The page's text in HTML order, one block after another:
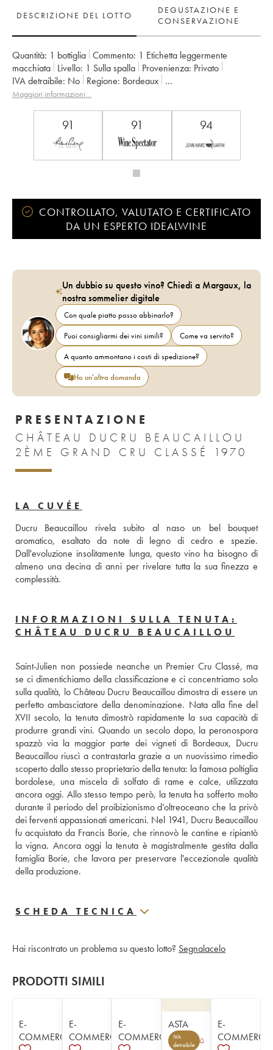
DESCRIZIONE DEL LOTTO
DEGUSTAZIONE E
CONSERVAZIONE
Quantità: 1 bottiglia Commento: 1 Etichetta leggermente
macchiata Livello: 1 Sulla spalla Provenienza:
privato
IVA detraibile:
no Regione:
Bordeaux
Denominazione: Saint-Julien
Famille Borie
Maggiori informazioni…
91 91 94
CONTROLLATO, VALUTATO E CERTIFICATO
DA UN ESPERTO IDEALWINE
Un dubbio su questo vino? Chiedi a Margaux, la
nostra sommelier digitale
Con quale piatto posso abbinarlo?
Puoi consigliarmi dei vini simili?
Come va servito?
A quanto ammontano i costi di spedizione?
Ho un'altra domanda
PRESENTAZIONE
CHÂTEAU DUCRU BEAUCAILLOU
2ÈME GRAND CRU CLASSÉ 1970
LA CUVÉE
Ducru Beaucaillou rivela subito al naso un bel bouquet
aromatico, esaltato da note di legno di cedro e spezie.
Dall'evoluzione insolitamente lunga, questo vino ha bisogno di
almeno una decina di anni per rivelare tutta la sua finezza e
complessità.
INFORMAZIONI SULLA TENUTA:
CHÂTEAU DUCRU BEAUCAILLOU
Saint-Julien non possiede neanche un Premier Cru Classé, ma
se ci dimentichiamo della classificazione e ci concentriamo solo
sulla qualità, lo Château Ducru Beaucaillou dimostra di essere un
perfetto ambasciatore della denominazione. Nata alla fine del
XVII secolo, la tenuta dimostrò rapidamente la sua capacità di
produrre grandi vini. Quando un secolo dopo, la peronospora
spazzò via la maggior parte dei vigneti di Bordeaux, Ducru
Beaucaillou riuscì a contrastarla grazie a un nuovissimo rimedio
scoperto dallo stesso proprietario della tenuta: la famosa poltiglia
bordolese, una miscela di solfato di rame e calce, utilizzata
ancora oggi. Allo stesso tempo però, la tenuta ha sofferto molto
durante il periodo del proibizionismo d’oltreoceano che la privò
dei ferventi appassionati americani. Nel 1941, Ducru Beaucaillou
fu acquistato da Francis Borie, che rinnovò le cantine e ripiantò
la vigna. Ancora oggi la tenuta è magistralmente gestita dalla
famiglia Borie, che lavora per preservare l'eccezionale qualità
della produzione.
SCHEDA TECNICA
Hai riscontrato un problema su questo lotto? Segnalacelo
PRODOTTI SIMILI
E-
COMMERCE
E-
COMMERCE
E-
COMMERCE
ASTA
IVA
detraibile
E-
COMMERCE